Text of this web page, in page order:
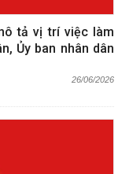
tả vị trí việc làm
Ủy ban nhân dân
26/06/2026